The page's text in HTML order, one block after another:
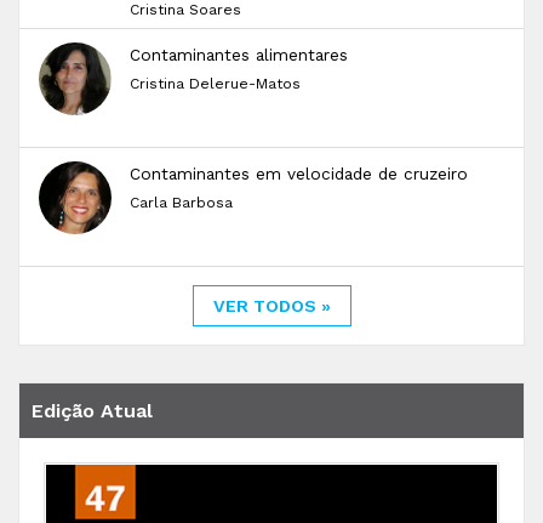
Cristina Soares
Contaminantes alimentares
Cristina Delerue-Matos
Contaminantes em velocidade de cruzeiro
Carla Barbosa
VER TODOS »
Edição Atual